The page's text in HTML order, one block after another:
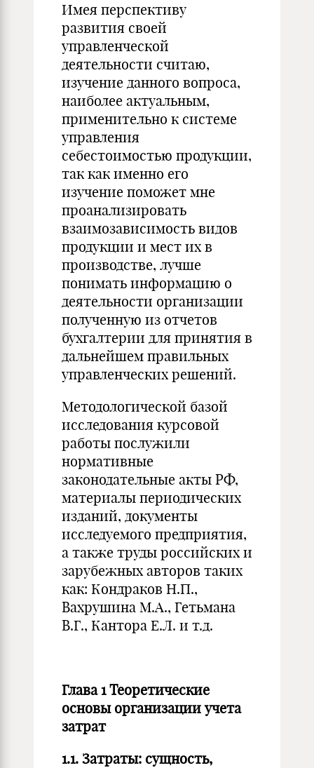
Имея перспективу
развития своей
управленческой
деятельности считаю,
изучение данного вопроса,
наиболее актуальным,
применительно к системе
управления
себестоимостью продукции,
так как именно его
изучение поможет мне
проанализировать
взаимозависимость видов
продукции и мест их в
производстве, лучше
понимать информацию о
деятельности организации
полученную из отчетов
бухгалтерии для принятия в
дальнейшем правильных
управленческих решений.
Методологической базой
исследования курсовой
работы послужили
нормативные
законодательные акты РФ,
материалы периодических
изданий, документы
исследуемого предприятия,
а также труды российских и
зарубежных авторов таких
как: Кондраков Н.П.,
Вахрушина М.А., Гетьмана
В.Г., Кантора Е.Л. и т.д.
Глава 1 Теоретические
основы организации учета
затрат
1.1. Затраты: сущность,